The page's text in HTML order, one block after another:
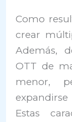
Como
crear
Además,
OTT de
menor,
Estas